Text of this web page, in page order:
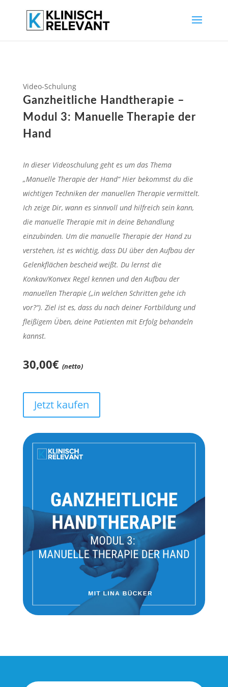
Video-Schulung
Ganzheitliche Handtherapie –
Modul 3: Manuelle Therapie der
Hand
In dieser Videoschulung geht es um das Thema
„Manuelle Therapie der Hand“ Hier bekommst du die
wichtigen Techniken der manuellen Therapie vermittelt.
Ich zeige Dir, wann es sinnvoll und hilfreich sein kann,
die manuelle Therapie mit in deine Behandlung
einzubinden. Um die manuelle Therapie der Hand zu
verstehen, ist es wichtig, dass DU über den Aufbau der
Gelenkflächen bescheid weißt. Du lernst die
Konkav/Konvex Regel kennen und den Aufbau der
manuellen Therapie („in welchen Schritten gehe ich
vor?“). Ziel ist es, dass du nach deiner Fortbildung und
fleißigem Üben, deine Patienten mit Erfolg behandeln
kannst.
30,00€ (netto)
Jetzt kaufen